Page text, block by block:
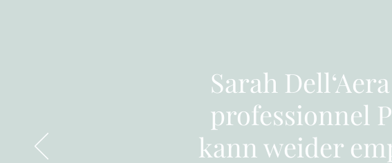
Sarah
professionnel
kann weider